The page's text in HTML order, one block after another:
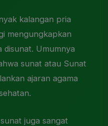
kalangan pria
mengungkapkan
disunat. Umumnya
sunat atau Sunat
ajaran agama
juga sangat